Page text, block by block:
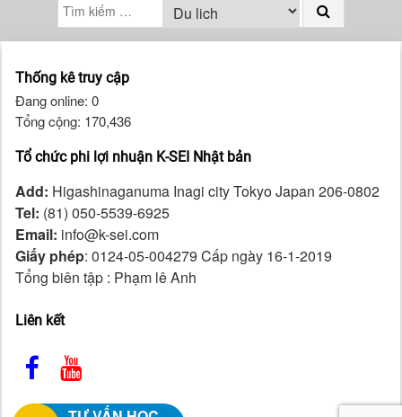
Thống kê truy cập
Đang online: 0
Tổng cộng: 170,436
Tổ chức phi lợi nhuận K-SEI Nhật bản
Add: Higashinaganuma Inagi city Tokyo Japan 206-0802
Tel: (81) 050-5539-6925
Email: info@k-sei.com
Giấy phép: 0124-05-004279 Cấp ngày 16-1-2019
Tổng biên tập : Phạm lê Anh
Liên kết